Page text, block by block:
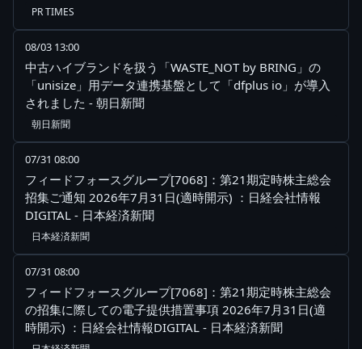
PR TIMES
08/03 13:00
中古ハイブランドを扱う「WASTE_NOT by BRING」の
「unisize」用データ連携基盤として「dfplus io」が導入
されました - 朝日新聞
朝日新聞
07/31 08:00
フィードフォースグループ[7068]：第21期定時株主総会
招集ご通知 2026年7月31日(適時開示) ：日経会社情報
DIGITAL - 日本経済新聞
日本経済新聞
07/31 08:00
フィードフォースグループ[7068]：第21期定時株主総会
の招集に際しての電子提供措置事項 2026年7月31日(適
時開示) ：日経会社情報DIGITAL - 日本経済新聞